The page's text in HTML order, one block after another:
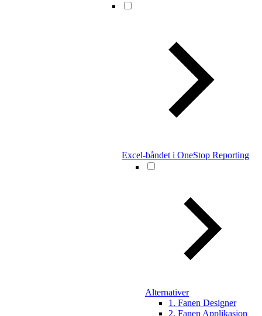
Excel-båndet i OneStop Reporting
Alternativer
1. Fanen Designer
2. Fanen Applikasjon